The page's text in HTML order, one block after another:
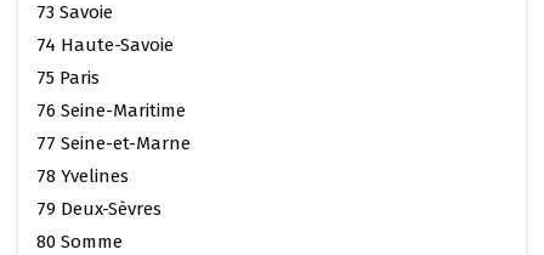
73 Savoie
74 Haute-Savoie
75 Paris
76 Seine-Maritime
77 Seine-et-Marne
78 Yvelines
79 Deux-Sèvres
80 Somme